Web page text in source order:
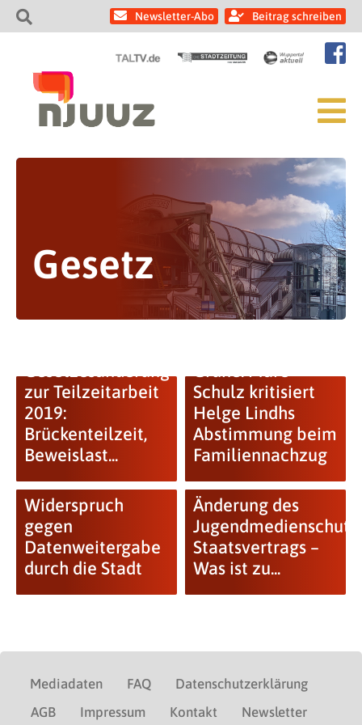
Newsletter-Abo Beitrag schreiben
Gesetz
zur Teilzeitarbeit
2019:
Brückenteilzeit,
Beweislast...
Schulz kritisiert
Helge Lindhs
Abstimmung beim
Familiennachzug
Widerspruch
gegen
Datenweitergabe
durch die Stadt
Änderung des
Staatsvertrags –
Was ist zu...
Mediadaten FAQ
Datenschutzerklärung
AGB
Impressum Kontakt Newsletter